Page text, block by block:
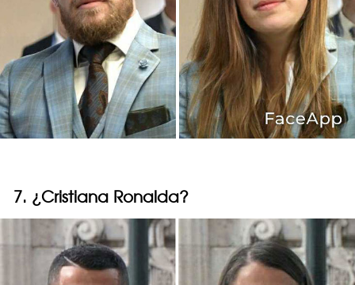
7. ¿Cristiana Ronalda?